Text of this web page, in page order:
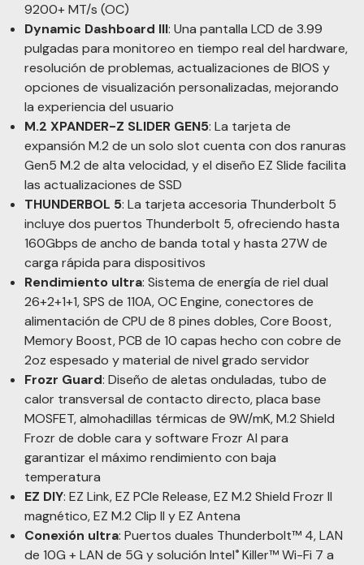
9200+ MT/s (OC)
Dynamic Dashboard III: Una pantalla LCD de 3.99
pulgadas para monitoreo en tiempo real del hardware,
resolución de problemas, actualizaciones de BIOS y
opciones de visualización personalizadas, mejorando
la experiencia del usuario
M.2 XPANDER-Z SLIDER GEN5: La tarjeta de
expansión M.2 de un solo slot cuenta con dos ranuras
Gen5 M.2 de alta velocidad, y el diseño EZ Slide facilita
las actualizaciones de SSD
THUNDERBOL 5: La tarjeta accesoria Thunderbolt 5
incluye dos puertos Thunderbolt 5, ofreciendo hasta
160Gbps de ancho de banda total y hasta 27W de
carga rápida para dispositivos
Rendimiento ultra: Sistema de energía de riel dual
26+2+1+1, SPS de 110A, OC Engine, conectores de
alimentación de CPU de 8 pines dobles, Core Boost,
Memory Boost, PCB de 10 capas hecho con cobre de
2oz espesado y material de nivel grado servidor
Frozr Guard: Diseño de aletas onduladas, tubo de
calor transversal de contacto directo, placa base
MOSFET, almohadillas térmicas de 9W/mK, M.2 Shield
Frozr de doble cara y software Frozr AI para
garantizar el máximo rendimiento con baja
temperatura
EZ DIY: EZ Link, EZ PCIe Release, EZ M.2 Shield Frozr II
magnético, EZ M.2 Clip II y EZ Antena
Conexión ultra: Puertos duales Thunderbolt™ 4, LAN
de 10G + LAN de 5G y solución Intel® Killer™ Wi-Fi 7 a